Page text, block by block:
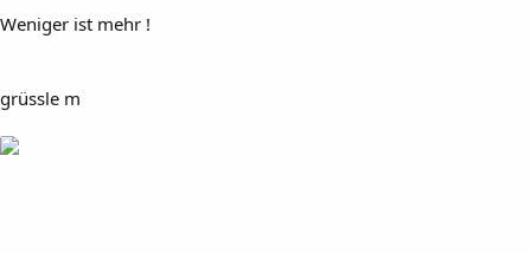
Weniger ist mehr !
grüssle m